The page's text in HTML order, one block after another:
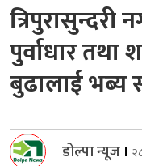
त्रिपुरासुन्दरी
पुर्वाधार तथा
बुढालाई भब्य
डोल्पा न्यूज ।